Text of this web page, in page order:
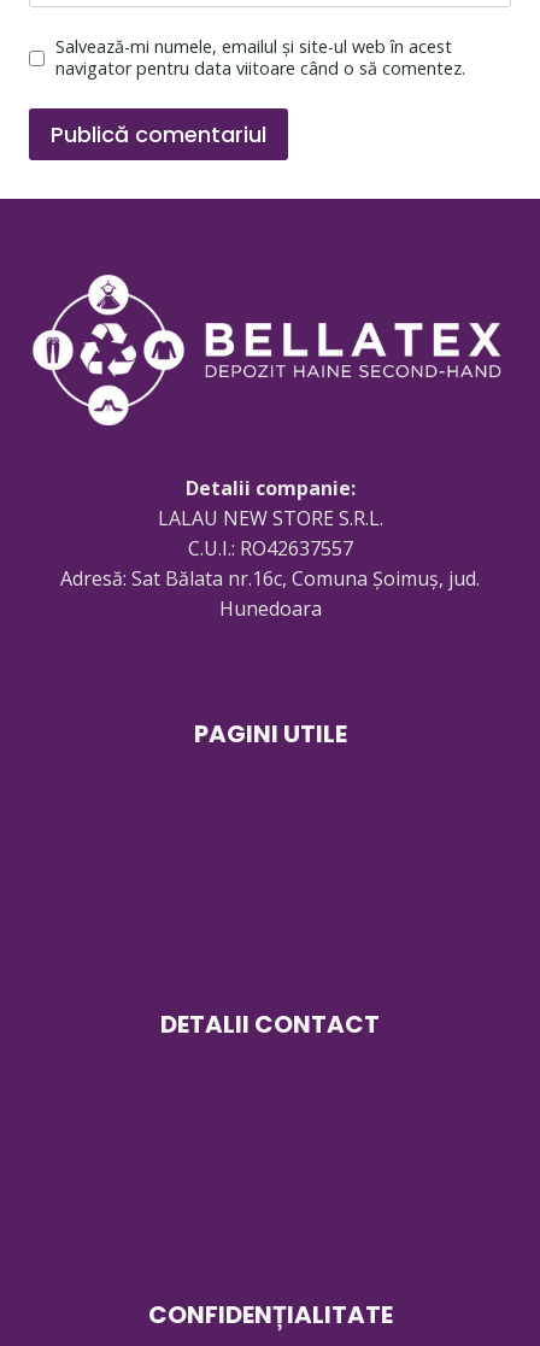
Salvează-mi numele, emailul și site-ul web în acest
navigator pentru data viitoare când o să comentez.
Detalii companie:
LALAU NEW STORE S.R.L.
C.U.I.: RO42637557
Adresă: Sat Bălata nr.16c, Comuna Șoimuș, jud.
Hunedoara
PAGINI UTILE
DETALII CONTACT
CONFIDENȚIALITATE